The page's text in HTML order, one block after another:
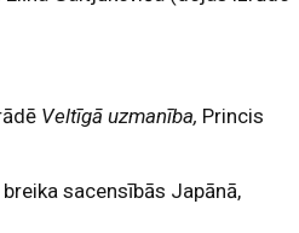
Veltīgā uzmanība, Princis
sacensībās Japānā,